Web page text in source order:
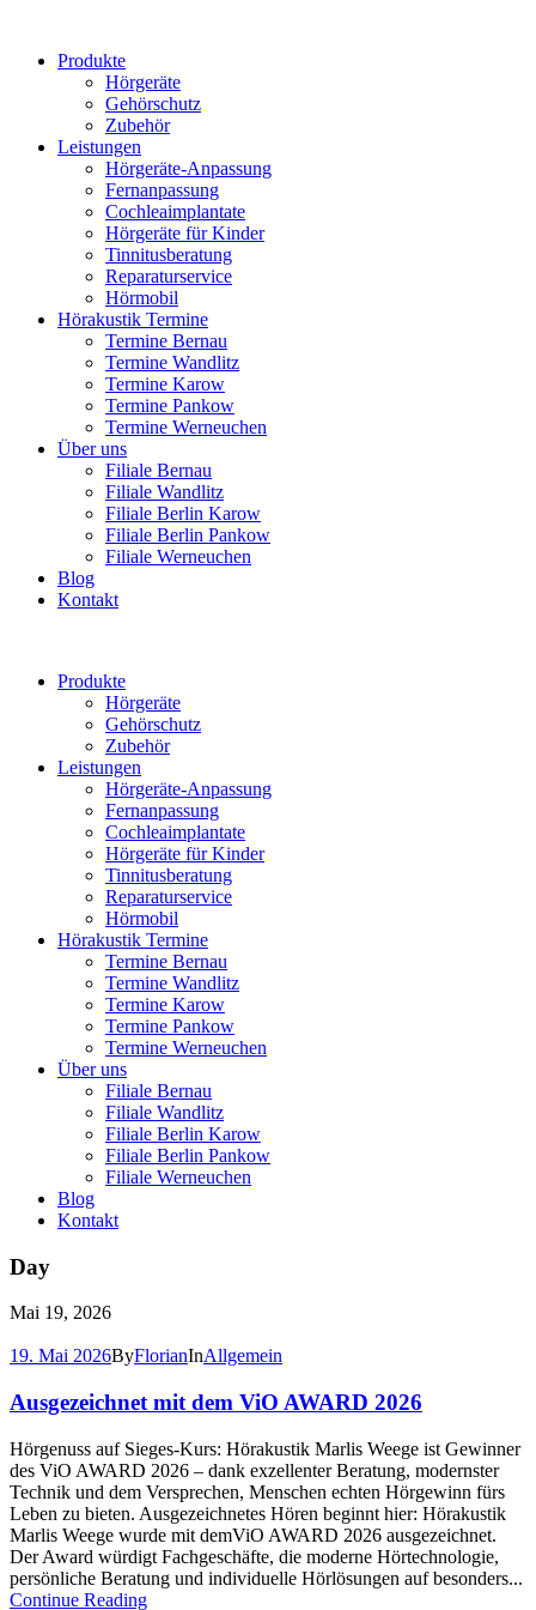
Produkte
Hörgeräte
Gehörschutz
Zubehör
Leistungen
Hörgeräte-Anpassung
Fernanpassung
Cochleaimplantate
Hörgeräte für Kinder
Tinnitusberatung
Reparaturservice
Hörmobil
Hörakustik Termine
Termine Bernau
Termine Wandlitz
Termine Karow
Termine Pankow
Termine Werneuchen
Über uns
Filiale Bernau
Filiale Wandlitz
Filiale Berlin Karow
Filiale Berlin Pankow
Filiale Werneuchen
Blog
Kontakt
Produkte
Hörgeräte
Gehörschutz
Zubehör
Leistungen
Hörgeräte-Anpassung
Fernanpassung
Cochleaimplantate
Hörgeräte für Kinder
Tinnitusberatung
Reparaturservice
Hörmobil
Hörakustik Termine
Termine Bernau
Termine Wandlitz
Termine Karow
Termine Pankow
Termine Werneuchen
Über uns
Filiale Bernau
Filiale Wandlitz
Filiale Berlin Karow
Filiale Berlin Pankow
Filiale Werneuchen
Blog
Kontakt
Day
Mai 19, 2026
19. Mai 2026ByFlorianInAllgemein
Ausgezeichnet mit dem ViO AWARD 2026
Hörgenuss auf Sieges-Kurs: Hörakustik Marlis Weege ist Gewinner
des ViO AWARD 2026 – dank exzellenter Beratung, modernster
Technik und dem Versprechen, Menschen echten Hörgewinn fürs
Leben zu bieten. Ausgezeichnetes Hören beginnt hier: Hörakustik
Marlis Weege wurde mit demViO AWARD 2026 ausgezeichnet.
Der Award würdigt Fachgeschäfte, die moderne Hörtechnologie,
persönliche Beratung und individuelle Hörlösungen auf besonders...
Continue Reading